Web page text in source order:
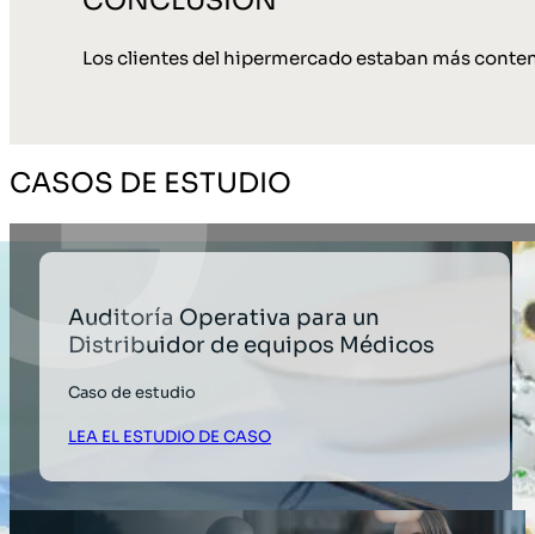
Los clientes del hipermercado estaban más
CASOS DE ESTUDIO
Auditoría Operativa para un
Distribuidor de equipos Médicos
Caso de estudio
LEA EL ESTUDIO DE CASO